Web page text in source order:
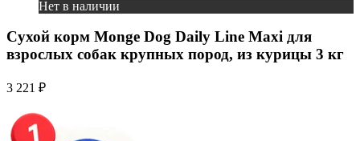
Нет в наличии
Сухой корм Monge Dog Daily Line Maxi для
взрослых собак крупных пород, из курицы 3 кг
3 221 ₽